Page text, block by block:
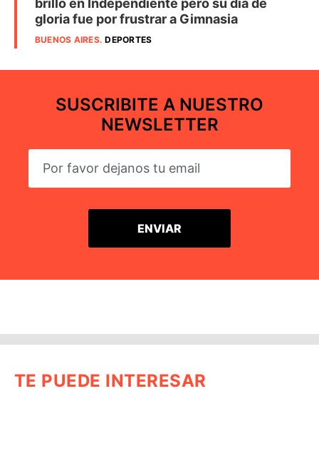
gloria fue por frustrar a Gimnasia
BUENOS AIRES.DEPORTES
SUSCRIBITE A NUESTRO
NEWSLETTER
TE PUEDE INTERESAR